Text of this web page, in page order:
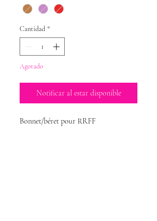
Cantidad *
Agotado
Notificar al estar disponible
Bonnet/béret pour RRFF